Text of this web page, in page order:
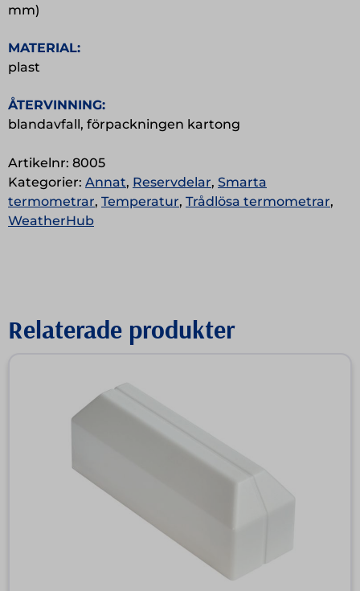
mm)
MATERIAL:
plast
ÅTERVINNING:
blandavfall, förpackningen kartong
Artikelnr: 8005
Kategorier: Annat, Reservdelar, Smarta
termometrar, Temperatur, Trådlösa termometrar,
WeatherHub
Relaterade produkter